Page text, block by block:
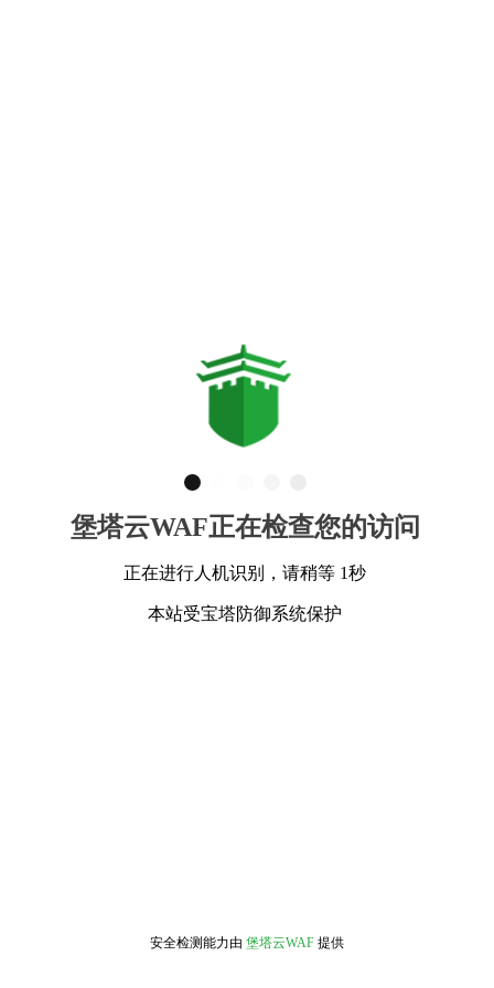
堡塔云WAF正在检查您的访问
正在进行人机识别，请稍等 1秒
本站受宝塔防御系统保护
安全检测能力由 堡塔云WAF 提供